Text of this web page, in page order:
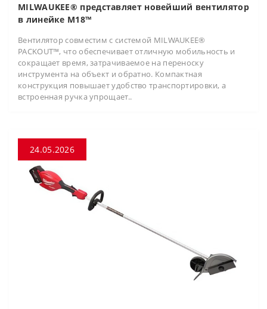
MILWAUKEE® представляет новейший вентилятор
в линейке M18™
Вентилятор совместим с системой MILWAUKEE®
PACKOUT™, что обеспечивает отличную мобильность и
сокращает время, затрачиваемое на переноску
инструмента на объект и обратно. Компактная
конструкция повышает удобство транспортировки, а
встроенная ручка упрощает..
24.05.2026